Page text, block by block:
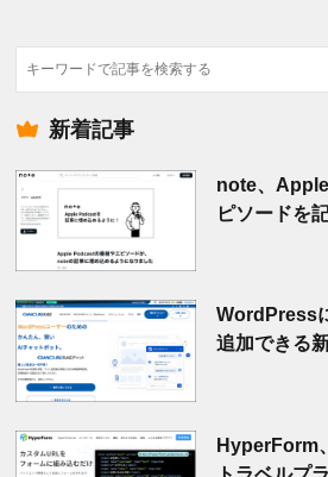
検
索
新着記事
note、
ピソードを
WordPress
追加できる
HyperForm